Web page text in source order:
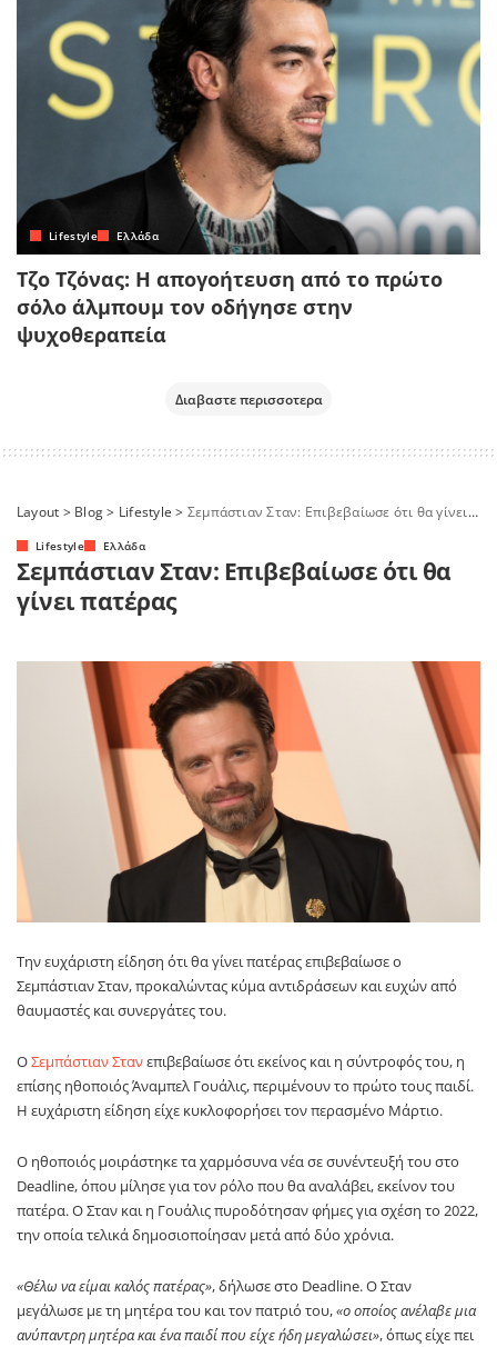
Lifestyle Ελλάδα
Τζο Τζόνας: Η απογοήτευση από το πρώτο
σόλο άλμπουμ τον οδήγησε στην
ψυχοθεραπεία
Διαβαστε περισσοτερα
Layout > Blog> Lifestyle > Σεμπάστιαν Σταν: Επιβεβαίωσε ότι θα γίνει πατέρας
Lifestyle Ελλάδα
Σεμπάστιαν Σταν: Επιβεβαίωσε ότι θα
γίνει πατέρας
Την ευχάριστη είδηση ότι θα γίνει πατέρας επιβεβαίωσε ο
Σεμπάστιαν Σταν, προκαλώντας κύμα αντιδράσεων και ευχών από
θαυμαστές και συνεργάτες του.
ΟΣεμπάστιαν Στανεπιβεβαίωσε ότι εκείνος και η σύντροφός του, η
επίσης ηθοποιός Άναμπελ Γουάλις, περιμένουν το πρώτο τους παιδί.
Η ευχάριστη είδηση είχε κυκλοφορήσει τον περασμένο Μάρτιο.
Ο ηθοποιός μοιράστηκε τα χαρμόσυνα νέα σε συνέντευξή του στο
Deadline, όπου μίλησε για τον ρόλο που θα αναλάβει, εκείνον του
πατέρα. Ο Σταν και η Γουάλις πυροδότησαν φήμες για σχέση το 2022,
την οποία τελικά δημοσιοποίησαν μετά από δύο χρόνια.
«Θέλω να είμαι καλός πατέρας», δήλωσε στο Deadline. Ο Σταν
μεγάλωσε με τη μητέρα του και τον πατριό του,«ο οποίος ανέλαβε μια
ανύπαντρη μητέρα και ένα παιδί που είχε ήδη μεγαλώσει», όπως είχε πει